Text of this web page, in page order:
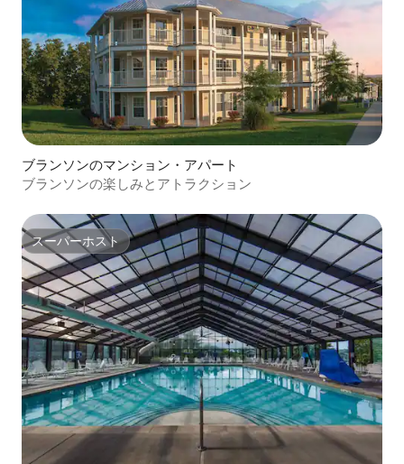
ブランソンのマンション・アパート
ブランソンの楽しみとアトラクション
スーパーホスト
スーパーホスト